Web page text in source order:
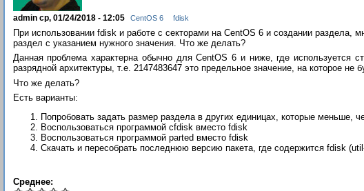
admin ср, 01/24/2018 - 12:05 CentOS 6 fdisk
При использовании fdisk и работе с секторами на CentOS 6 и создании
раздел с указанием нужного значения. Что же делать?
Данная проблема характерна обычно для CentOS 6 и ниже, где используется
разрядной архитектуры, т.е. 2147483647 это предельное значение, на которое не
Что же делать?
Есть варианты:
Попробовать задать размер раздела в других единицах, которые меньше,
Воспользоваться программой cfdisk вместо fdisk
Воспользоваться программой parted вместо fdisk
Скачать и пересобрать последнюю версию пакета, где содержится fdisk
Среднее: